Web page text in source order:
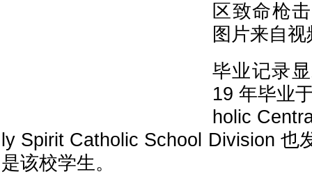
区致命枪
图片来自
毕业记录
19 年毕业
holic
ly Spirit Catholic School Division 也
是该校学生。